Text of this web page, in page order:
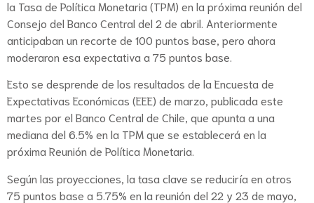
la Tasa de Política Monetaria (TPM) en la próxima reunión del
Consejo del Banco Central del 2 de abril. Anteriormente
anticipaban un recorte de 100 puntos base, pero ahora
moderaron esa expectativa a 75 puntos base.
Esto se desprende de los resultados de la Encuesta de
Expectativas Económicas (EEE) de marzo, publicada este
martes por el Banco Central de Chile, que apunta a una
mediana del 6.5% en la TPM que se establecerá en la
próxima Reunión de Política Monetaria.
Según las proyecciones, la tasa clave se reduciría en otros
75 puntos base a 5.75% en la reunión del 22 y 23 de mayo,